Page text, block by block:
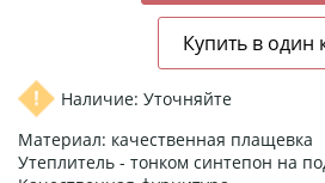
Наличие: Уточняйте
Материал: качественная плащевка
Утеплитель - тонком синтепон на